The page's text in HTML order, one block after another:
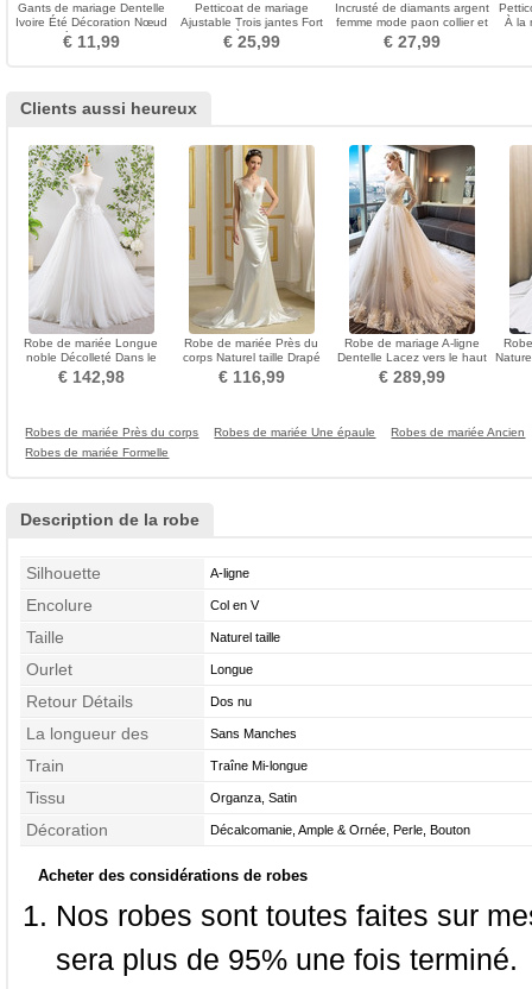
Gants de mariage Dentelle
Ivoire Été Décoration Nœud
à Boucles
€ 11,99
Petticoat de mariage
Ajustable Trois jantes Fort
net À la mode
€ 25,99
Incrusté de diamants argent
femme mode paon collier et
pendentif
€ 27,99
À la
Clients aussi heureux
Robe de mariée Longue
noble Décolleté Dans le
Dos A-ligne Printemps
€ 142,98
Robe de mariée Près du
corps Naturel taille Drapé
Satin Luxueux
€ 116,99
Robe de mariage A-ligne
Dentelle Lacez vers le haut
Printemps
€ 289,99
Robes de mariée Près du corps Robes de mariée Une épaule
Robes de mariée Ancien
Robes de mariée Formelle
Description de la robe
Silhouette A-ligne
Encolure Col en V
Taille Naturel taille
Ourlet Longue
Retour Détails Dos nu
La longueur des
manches
Sans Manches
Train Traîne Mi-longue
Tissu Organza, Satin
Décoration Décalcomanie, Ample & Ornée, Perle, Bouton
Acheter des considérations de robes
Nos robes sont toutes faites sur
sera plus de 95% une fois terminé.